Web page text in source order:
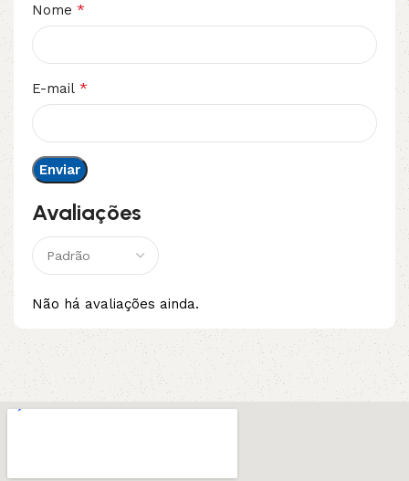
Avaliações
Não há avaliações ainda.
Nome *
E-mail *